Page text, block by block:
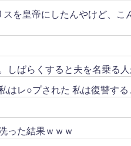
を皇帝にしたんやけど、
しばらくすると夫を名乗る
はレ○プされた 私は復讐す
った結果ｗｗｗ